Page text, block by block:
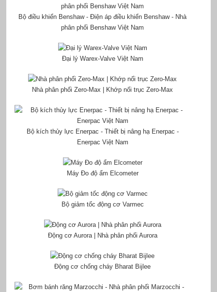
Bộ điều khiển Benshaw - Điện áp điều khiển Benshaw - Nhà
phân phối Benshaw Việt Nam
Đại lý Warex-Valve Việt Nam
Nhà phân phối Zero-Max | Khớp nối trục Zero-Max
Bộ kích thủy lực Enerpac - Thiết bị nâng hạ Enerpac -
Enerpac Việt Nam
Máy Đo độ ẩm Elcometer
Bộ giảm tốc động cơ Varmec
Động cơ Aurora | Nhà phân phối Aurora
Động cơ chống cháy Bharat Bijlee